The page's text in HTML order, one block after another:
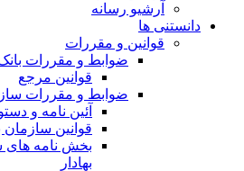
آرشیو رسانه
دانستنی ها
قوانین و مقررات
ضوابط و مقررات
قوانين مرجع
ضوابط و مقررات
آئین نامه و
قوانین سازمان
بخش نامه های
بهادار